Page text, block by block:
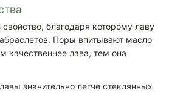
свойство, благодаря которому лаву
Поры впитывают масло
качественнее лава, тем она
значительно легче стеклянных